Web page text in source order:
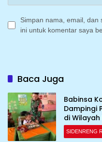
Simpan nama, email, dan
ini untuk komentar saya
Baca Juga
Babinsa
Dampingi
di
SIDENRENG